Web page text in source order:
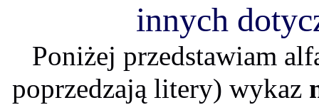
innych
Poniżej przedstawiam
poprzedzają litery) wykaz